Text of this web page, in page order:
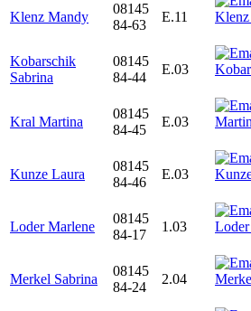
Klenz Mandy
08145
84-63
E.11
Kobarschik
Sabrina
08145
84-44
E.03
Kral Martina
08145
84-45
E.03
Kunze Laura
08145
84-46
E.03
Loder Marlene
08145
84-17
1.03
Merkel Sabrina
08145
84-24
2.04